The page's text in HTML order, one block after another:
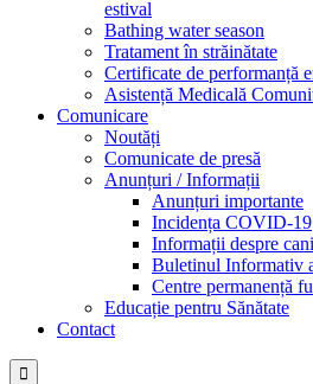
estival
Bathing water season
Tratament în străinătate
Certificate de performanță
Asistență Medicală
Comunicare
Noutăți
Comunicate de presă
Anunțuri / Informații
Anunțuri importante
Incidența COVID-19
Informații despre
Buletinul Informativ
Centre permanență
Educație pentru Sănătate
Contact
